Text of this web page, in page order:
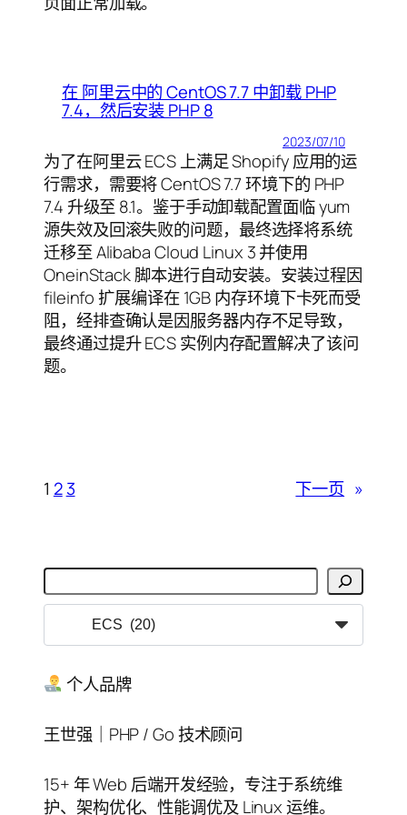
在 阿里云中的 CentOS 7.7 中卸载 PHP
7.4，然后安装 PHP 8
2023/07/10
为了在阿里云 ECS 上满足 Shopify 应用的运
行需求，需要将 CentOS 7.7 环境下的 PHP
7.4 升级至 8.1。鉴于手动卸载配置面临 yum
源失效及回滚失败的问题，最终选择将系统
迁移至 Alibaba Cloud Linux 3 并使用
OneinStack 脚本进行自动安装。安装过程因
fileinfo 扩展编译在 1GB 内存环境下卡死而受
阻，经排查确认是因服务器内存不足导致，
最终通过提升 ECS 实例内存配置解决了该问
题。
1 2 3 下一页 »
搜
索
分
录 个人品牌
王世强｜PHP / Go 技术顾问
15+ 年 Web 后端开发经验，专注于系统维
护、架构优化、性能调优及 Linux 运维。